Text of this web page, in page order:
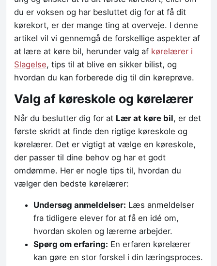
du er voksen og har besluttet dig for at få dit
kørekort, er der mange ting at overveje. I denne
artikel vil vi gennemgå de forskellige aspekter af
at lære at køre bil, herunder valg af kørelærer i
Slagelse, tips til at blive en sikker bilist, og
hvordan du kan forberede dig til din køreprøve.
Valg af køreskole og kørelærer
Når du beslutter dig for at Lær at køre bil, er det
første skridt at finde den rigtige køreskole og
kørelærer. Det er vigtigt at vælge en køreskole,
der passer til dine behov og har et godt
omdømme. Her er nogle tips til, hvordan du
vælger den bedste kørelærer:
Undersøg anmeldelser: Læs anmeldelser
fra tidligere elever for at få en idé om,
hvordan skolen og lærerne arbejder.
Spørg om erfaring: En erfaren kørelærer
kan gøre en stor forskel i din læringsproces.